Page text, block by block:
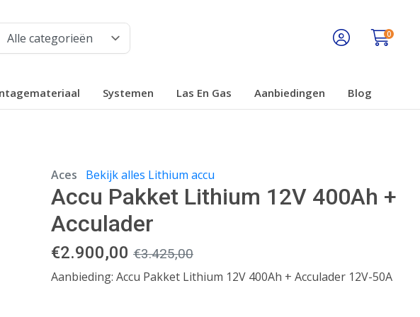
0
Systemen Las En Gas Aanbiedingen Blog
Aces Bekijk alles Lithium accu
Accu Pakket Lithium 12V 400Ah +
Acculader
€2.900,00 €3.425,00
Aanbieding: Accu Pakket Lithium 12V 400Ah + Acculader 12V-50A